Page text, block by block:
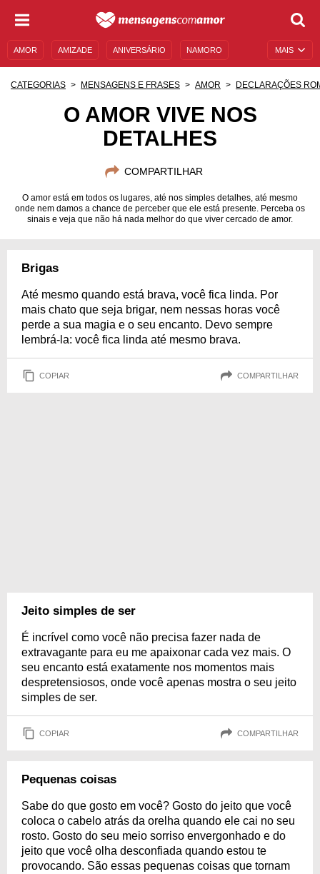
MAIS
AMOR AMIZADE ANIVERSÁRIO NAMORO
MENSAGENS DE ANIVERSÁRIO
CATEGORIAS MENSAGENS E FRASES AMOR DECLARAÇÕES
O AMOR VIVE NOS
DETALHES
COMPARTILHAR
O amor está em todos os lugares, até nos simples detalhes, até mesmo
onde nem damos a chance de perceber que ele está presente. Perceba os
sinais e veja que não há nada melhor do que viver cercado de amor.
Brigas
Até mesmo quando está brava, você fica linda. Por
mais chato que seja brigar, nem nessas horas você
perde a sua magia e o seu encanto. Devo sempre
lembrá-la: você fica linda até mesmo brava.
COPIAR COMPARTILHAR
Jeito simples de ser
É incrível como você não precisa fazer nada de
extravagante para eu me apaixonar cada vez mais. O
seu encanto está exatamente nos momentos mais
despretensiosos, onde você apenas mostra o seu jeito
simples de ser.
COPIAR COMPARTILHAR
Pequenas coisas
Sabe do que gosto em você? Gosto do jeito que você
coloca o cabelo atrás da orelha quando ele cai no seu
rosto. Gosto do seu meio sorriso envergonhado e do
jeito que você olha desconfiada quando estou te
provocando. São essas pequenas coisas que tornam